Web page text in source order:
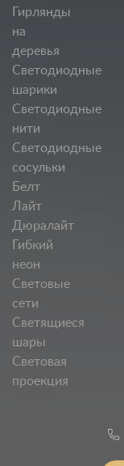
Гирлянды
на
деревья
Светодиодные
шарики
Светодиодные
нити
Светодиодные
сосульки
Белт
Лайт
Дюралайт
Гибкий
неон
Световые
сети
Светящиеся
шары
Световая
проекция